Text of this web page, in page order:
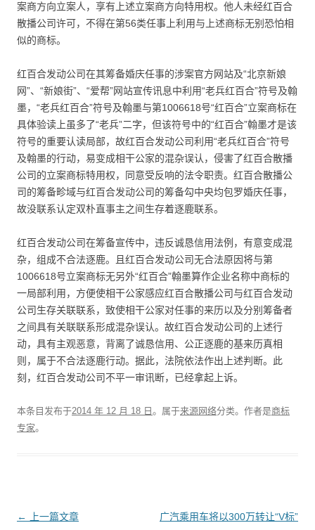
案商方向立案人，享有上述立案商方向特用权。他人未经红百合
散播公司许可，不得在第56类任事上利用与上述商标无别恐怕相
似的商标。
红百合发动公司在其筹备婚庆任事的涉案官方网站及“北京新娘
网”、“新娘街”、“爱帮”网站宣传讯息中利用“老兵红百合”符号及翰
墨，“老兵红百合”符号及翰墨与第1006618号“红百合”立案商标在
具体验读上虽多了“老兵”二字，但该符号中的“红百合”翰墨才是该
符号的重要认读局部，故红百合发动公司利用“老兵红百合”符号
及翰墨的行动，易变成相干公家的混杂误认，侵害了红百合散播
公司的立案商标特用权，同意受反响的法令职责。红百合散播公
司的筹备畛域与红百合发动公司的筹备勾中央均包罗婚庆任事，
故没联系认定双朴直事主之间生存着逐鹿联系。
红百合发动公司在筹备宣传中，违反诚恳信用法例，有意变成混
杂，组成不合法逐鹿。且红百合发动公司无合法原因将与第
1006618号立案商标无另外“红百合”翰墨算作企业名称中商标的
一局部利用，方便使相干公家感应红百合散播公司与红百合发动
公司生存关联联系，致使相干公家对任事的来历以及分别筹备者
之间具有关联联系形成混杂误认。故红百合发动公司的上述行
动，具有主观恶意，背离了诚恳信用、公正逐鹿的基来历真相
则，属于不合法逐鹿行动。据此，法院依法作出上述判断。此
刻，红百合发动公司不平一审讯断，已经拿起上诉。
本条目发布于2014 年 12 月 18 日 。属于来源网络分类。 作者是商标
专家。
文
← 上一篇文章
广汽乘用车将以300万转让“V标”